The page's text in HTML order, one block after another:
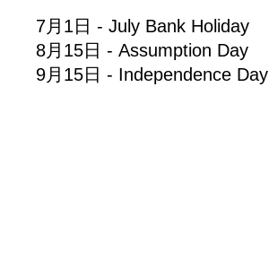
7月1日 - July Bank Holiday
8月15日 - Assumption Day
9月15日 - Independence Day